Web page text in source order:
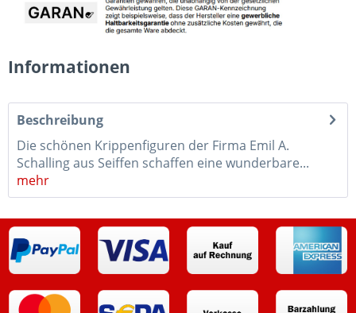
Informationen
Beschreibung
Die schönen Krippenfiguren der Firma Emil A.
Schalling aus Seiffen schaffen eine wunderbare...
mehr